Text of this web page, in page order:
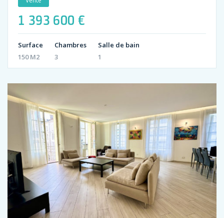
1 393 600 €
Surface
150 M2
Chambres
3
Salle de bain
1